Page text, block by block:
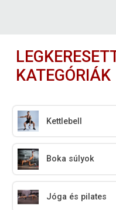
KATEGÓRIÁK
Kettlebell
Boka súlyok
Jóga és pilates